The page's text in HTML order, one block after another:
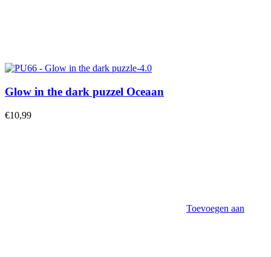
Glow in the dark puzzel Oceaan
€10,99
Toevoegen aan